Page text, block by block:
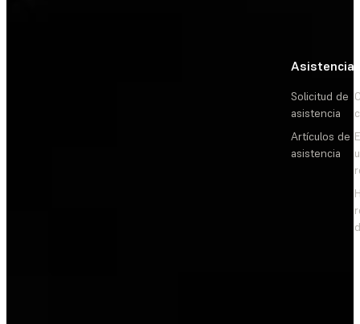
Asistencia
Solicitud de
asistencia
Artículos de
asistencia